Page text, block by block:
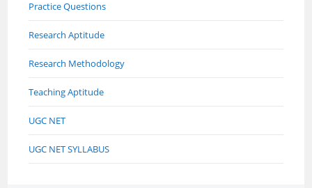
Practice Questions
Research Aptitude
Research Methodology
Teaching Aptitude
UGC NET
UGC NET SYLLABUS